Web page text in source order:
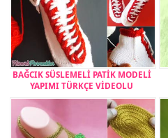
BAĞCIK SÜSLEMELİ PATİK MODELİ
YAPIMI TÜRKÇE VİDEOLU